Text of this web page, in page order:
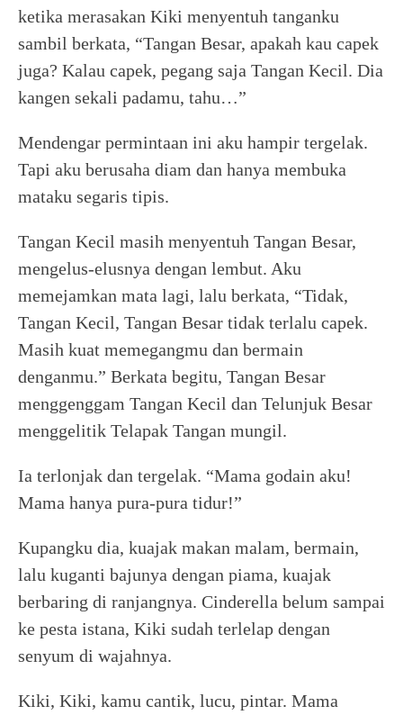
ketika merasakan Kiki menyentuh tanganku
sambil berkata, “Tangan Besar, apakah kau capek
juga? Kalau capek, pegang saja Tangan Kecil. Dia
kangen sekali padamu, tahu…”
Mendengar permintaan ini aku hampir tergelak.
Tapi aku berusaha diam dan hanya membuka
mataku segaris tipis.
Tangan Kecil masih menyentuh Tangan Besar,
mengelus-elusnya dengan lembut. Aku
memejamkan mata lagi, lalu berkata, “Tidak,
Tangan Kecil, Tangan Besar tidak terlalu capek.
Masih kuat memegangmu dan bermain
denganmu.” Berkata begitu, Tangan Besar
menggenggam Tangan Kecil dan Telunjuk Besar
menggelitik Telapak Tangan mungil.
Ia terlonjak dan tergelak. “Mama godain aku!
Mama hanya pura-pura tidur!”
Kupangku dia, kuajak makan malam, bermain,
lalu kuganti bajunya dengan piama, kuajak
berbaring di ranjangnya. Cinderella belum sampai
ke pesta istana, Kiki sudah terlelap dengan
senyum di wajahnya.
Kiki, Kiki, kamu cantik, lucu, pintar. Mama